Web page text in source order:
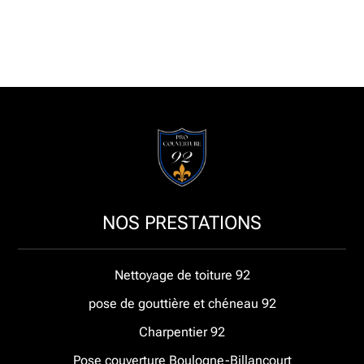
NOS PRESTATIONS
Nettoyage de toiture 92
pose de gouttière et chéneau 92
Charpentier 92
Pose couverture Boulogne-Billancourt